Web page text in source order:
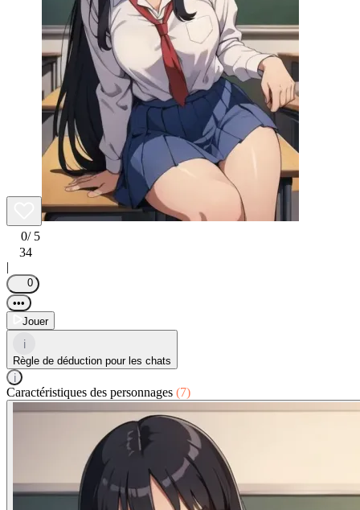
0/ 5
34
|
0
•••
Jouer
i
Règle de déduction pour les chats
i
Caractéristiques des personnages (7)